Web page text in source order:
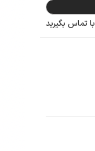
با تماس بگیرید